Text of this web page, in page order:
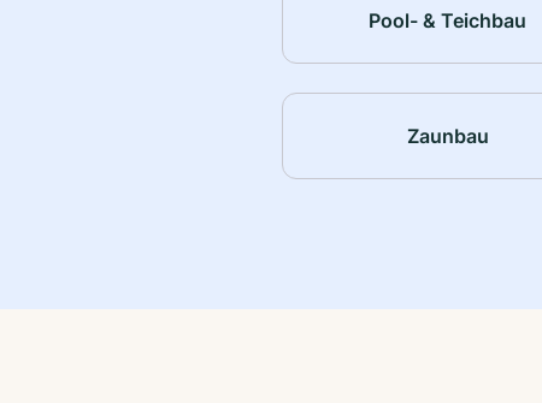
Pool- & Teichbau
Zaunbau